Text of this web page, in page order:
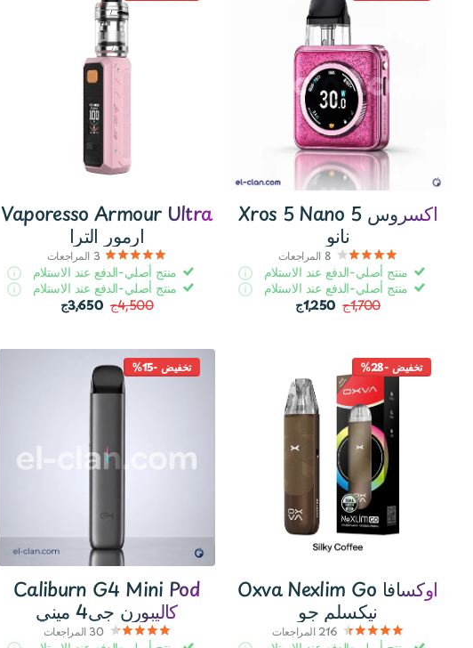
Xros 5 Nano اكسروس 5
نانو
8 المراجعات
منتج أصلي-الدفع عند الاستلام
منتج أصلي-الدفع عند الاستلام
1,700ج
1,250ج
Vaporesso Armour Ultra
ارمور الترا
3 المراجعات
منتج أصلي-الدفع عند الاستلام
منتج أصلي-الدفع عند الاستلام
4,500ج
3,650ج
تخفيض -28%
Oxva Nexlim Go اوكسافا
نيكسلم جو
216 المراجعات
تخفيض -15%
Caliburn G4 Mini Pod
كاليبورن جى4 ميني
30 المراجعات